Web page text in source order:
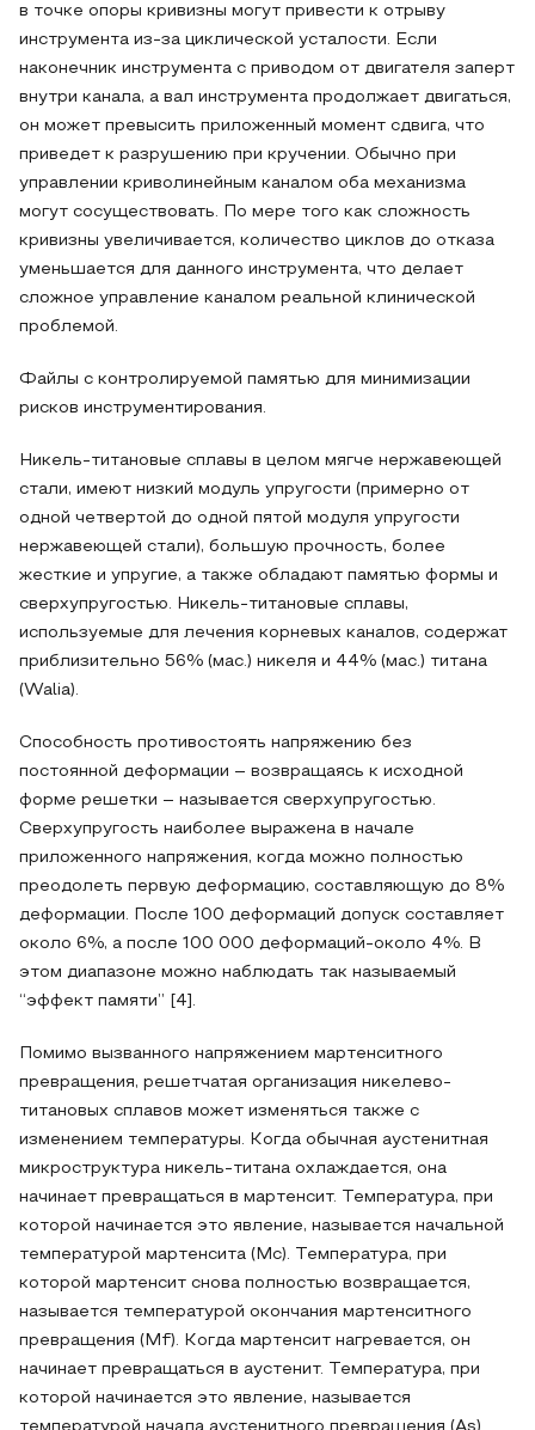
в точке опоры кривизны могут привести к отрыву
инструмента из-за циклической усталости. Если
наконечник инструмента с приводом от двигателя заперт
внутри канала, а вал инструмента продолжает двигаться,
он может превысить приложенный момент сдвига, что
приведет к разрушению при кручении. Обычно при
управлении криволинейным каналом оба механизма
могут сосуществовать. По мере того как сложность
кривизны увеличивается, количество циклов до отказа
уменьшается для данного инструмента, что делает
сложное управление каналом реальной клинической
проблемой.
Файлы с контролируемой памятью для минимизации
рисков инструментирования.
Никель-титановые сплавы в целом мягче нержавеющей
стали, имеют низкий модуль упругости (примерно от
одной четвертой до одной пятой модуля упругости
нержавеющей стали), большую прочность, более
жесткие и упругие, а также обладают памятью формы и
сверхупругостью. Никель-титановые сплавы,
используемые для лечения корневых каналов, содержат
приблизительно 56% (мас.) никеля и 44% (мас.) титана
(Walia).
Способность противостоять напряжению без
постоянной деформации – возвращаясь к исходной
форме решетки – называется сверхупругостью.
Сверхупругость наиболее выражена в начале
приложенного напряжения, когда можно полностью
преодолеть первую деформацию, составляющую до 8%
деформации. После 100 деформаций допуск составляет
около 6%, а после 100 000 деформаций-около 4%. В
этом диапазоне можно наблюдать так называемый
“эффект памяти” [4].
Помимо вызванного напряжением мартенситного
превращения, решетчатая организация никелево-
титановых сплавов может изменяться также с
изменением температуры. Когда обычная аустенитная
микроструктура никель-титана охлаждается, она
начинает превращаться в мартенсит. Температура, при
которой начинается это явление, называется начальной
температурой мартенсита (Мс). Температура, при
которой мартенсит снова полностью возвращается,
называется температурой окончания мартенситного
превращения (Mf). Когда мартенсит нагревается, он
начинает превращаться в аустенит. Температура, при
которой начинается это явление, называется